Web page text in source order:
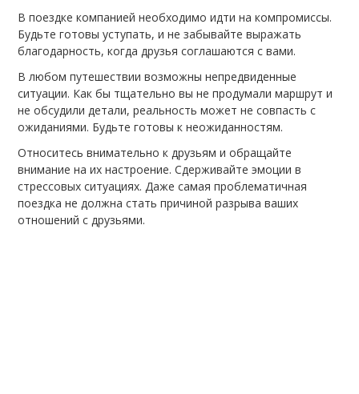
В поездке компанией необходимо идти на компромиссы.
Будьте готовы уступать, и не забывайте выражать
благодарность, когда друзья соглашаются с вами.
В любом путешествии возможны непредвиденные
ситуации. Как бы тщательно вы не продумали маршрут и
не обсудили детали, реальность может не совпасть с
ожиданиями. Будьте готовы к неожиданностям.
Относитесь внимательно к друзьям и обращайте
внимание на их настроение. Сдерживайте эмоции в
стрессовых ситуациях. Даже самая проблематичная
поездка не должна стать причиной разрыва ваших
отношений с друзьями.